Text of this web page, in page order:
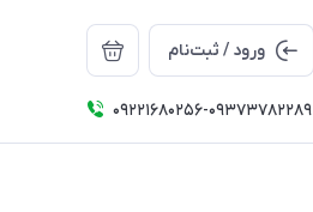
ورود / ثبت‌نام
09221680256-09373782289